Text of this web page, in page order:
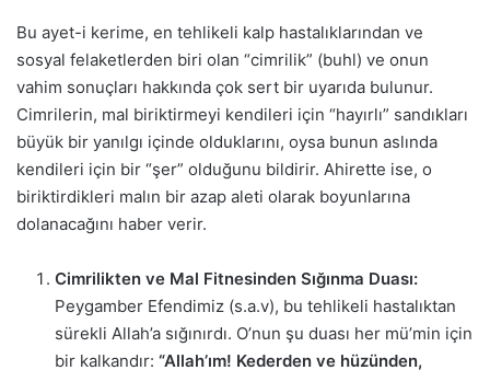
Bu ayet-i kerime, en tehlikeli kalp hastalıklarından ve
sosyal felaketlerden biri olan “cimrilik” (buhl) ve onun
vahim sonuçları hakkında çok sert bir uyarıda bulunur.
Cimrilerin, mal biriktirmeyi kendileri için “hayırlı” sandıkları
büyük bir yanılgı içinde olduklarını, oysa bunun aslında
kendileri için bir “şer” olduğunu bildirir. Ahirette ise, o
biriktirdikleri malın bir azap aleti olarak boyunlarına
dolanacağını haber verir.
Cimrilikten ve Mal Fitnesinden Sığınma Duası:
Peygamber Efendimiz (s.a.v), bu tehlikeli hastalıktan
sürekli Allah’a sığınırdı. O’nun şu duası her mü’min için
bir kalkandır: “Allah’ım! Kederden ve hüzünden,